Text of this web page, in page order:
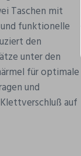
Taschen mit
funktionelle
den
unter den
für optimale
und
auf